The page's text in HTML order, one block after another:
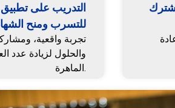
التدريب على تطبيق
للتسرب ومنح
تجربة واقعية،
والحلول لزيادة عدد
الماهرة.